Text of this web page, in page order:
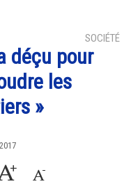
SOCIÉTÉ
déçu pour
les
»